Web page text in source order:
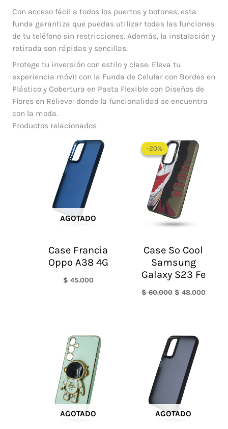
Con acceso fácil a todos los puertos y botones, esta
funda garantiza que puedas utilizar todas las funciones
de tu teléfono sin restricciones. Además, la instalación y
retirada son rápidas y sencillas.
Protege tu inversión con estilo y clase. Eleva tu
experiencia móvil con la Funda de Celular con Bordes en
Plástico y Cobertura en Pasta Flexible con Diseños de
Flores en Relieve: donde la funcionalidad se encuentra
con la moda.
Productos relacionados
AGOTADO
Case Francia
Oppo A38 4G
$ 45.000
-20%
-20%
Case So Cool
Samsung
Galaxy S23 Fe
$60.000
precio
original
era:
$ 60.000.
$ 48.000
AGOTADO AGOTADO